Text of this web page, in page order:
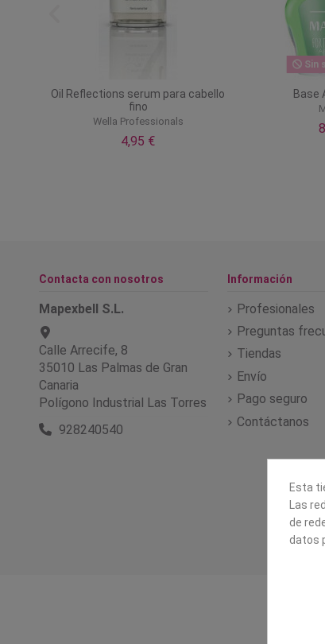
Oil Reflections serum para cabello
fino
Wella Professionals
4,95 €
Sin
Base
Contacta con nosotros
Mapexbell S.L.
Calle Arrecife, 8
35010 Las Palmas de Gran
Canaria
Polígono Industrial Las Torres
928240540
Información
Profesionales
Preguntas
Tiendas
Envío
Pago seguro
Contáctanos
Esta
Las
de
datos